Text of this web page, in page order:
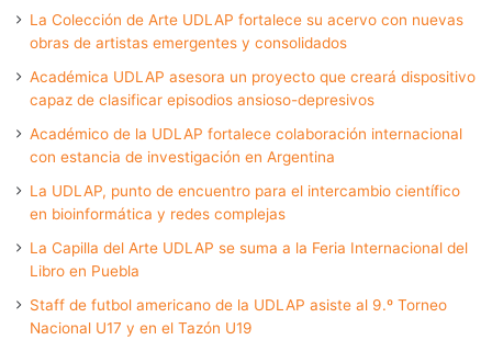
La Colección de Arte UDLAP fortalece su acervo con nuevas
obras de artistas emergentes y consolidados
Académica UDLAP asesora un proyecto que creará dispositivo
capaz de clasificar episodios ansioso-depresivos
Académico de la UDLAP fortalece colaboración internacional
con estancia de investigación en Argentina
La UDLAP, punto de encuentro para el intercambio científico
en bioinformática y redes complejas
La Capilla del Arte UDLAP se suma a la Feria Internacional del
Libro en Puebla
Staff de futbol americano de la UDLAP asiste al 9.º Torneo
Nacional U17 y en el Tazón U19